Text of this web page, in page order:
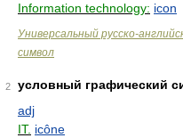
Information technology: icon
Универсальный русско-
символ
2
условный графический
adj
IT. icône